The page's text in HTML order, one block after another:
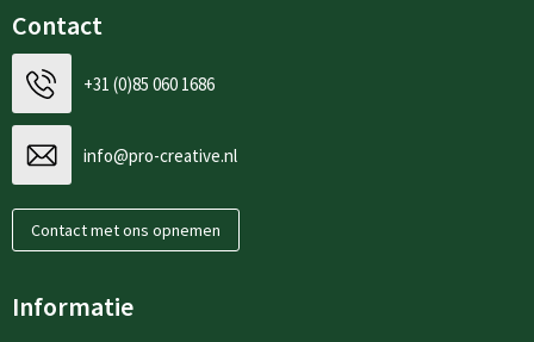
Contact
+31 (0)85 060 1686
info@pro-creative.nl
Contact met ons opnemen
Informatie